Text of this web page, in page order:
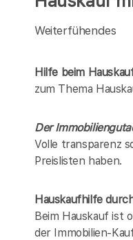
Weiterfühendes
Hilfe beim
zum Thema
Der
Volle transparenz
Preislisten haben.
Hauskaufhilfe
Beim Hauskauf ist
der Immobilien-